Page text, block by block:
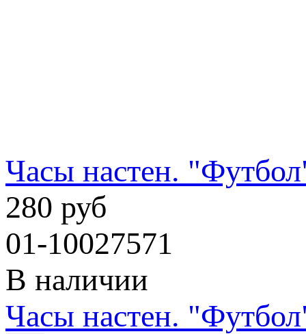
Часы настен.
280 руб
01-10027571
В наличии
Часы настен.